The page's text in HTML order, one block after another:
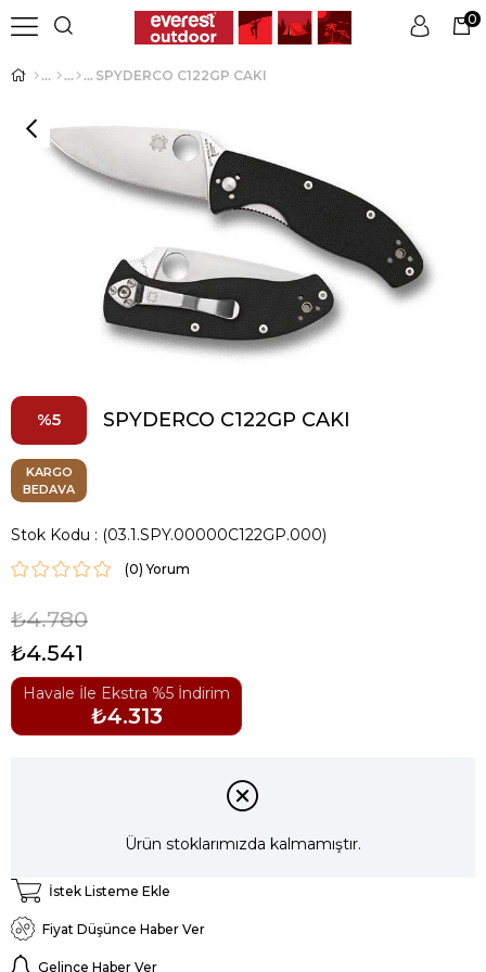
Üye Girişi Üye Ol
0
SPYDERCO C122GP CAKI
5 SPYDERCO C122GP CAKI
KARGO
BEDAVA
Stok Kodu (03.1.SPY.00000C122GP.000)
(0)
₺4.780
₺4.541
Havale İle Ekstra %5 İndirim
₺4.313
Ürün stoklarımızda kalmamıştır.
İstek Listeme Ekle
Fiyat Düşünce Haber Ver
Gelince Haber Ver